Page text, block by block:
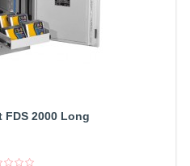
2000 Long